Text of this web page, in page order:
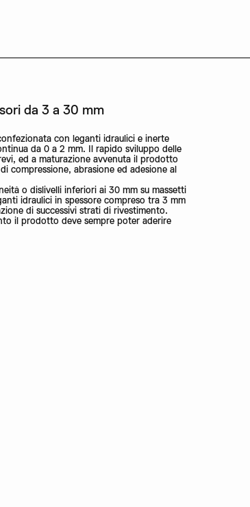
da 3 a 30 mm
con leganti idraulici e inerte
da 0 a 2 mm. Il rapido sviluppo delle
ed a maturazione avvenuta il prodotto
compressione, abrasione ed adesione al
o dislivelli inferiori ai 30 mm su massetti
idraulici in spessore compreso tra 3 mm
di successivi strati di rivestimento.
il prodotto deve sempre poter aderire